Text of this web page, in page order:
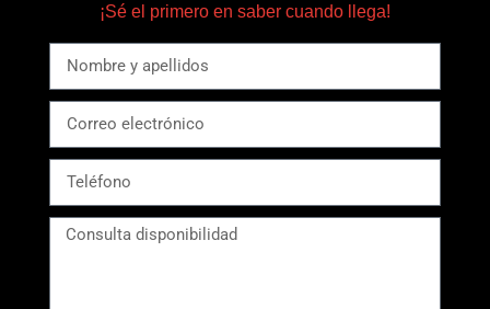
¡Sé el primero en saber cuando llega!